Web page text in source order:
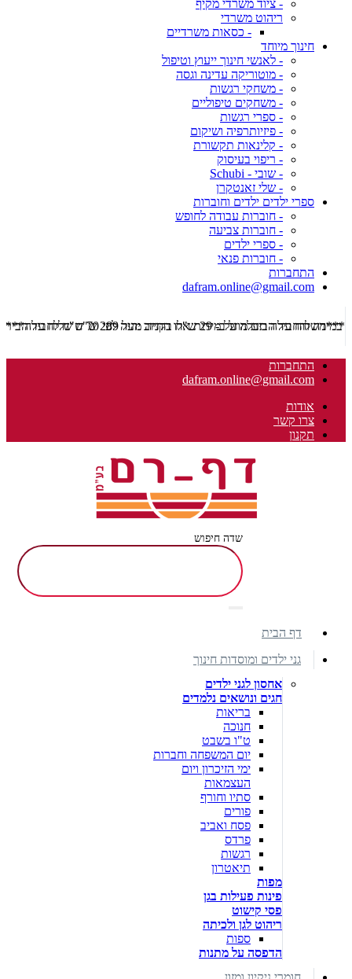
- ציוד משרדי מקיף
ריהוט משרדי
- כסאות משרדיים
חינוך מיוחד
- לאנשי חינוך ייעוץ וטיפול
- מוטוריקה עדינה וגסה
- משחקי רגשות
- משחקים טיפוליים
- ספרי רגשות
- פיזיותרפיה ושיקום
- קלינאות תקשורת
- ריפוי בעיסוק
- שובי - Schubi
- שלי זאנטקרן
ספרי ילדים ילדים וחוברות
- חוברות עבודה לחופש
- חוברות צביעה
- ספרי ילדים
- חוברות פנאי
התחברות
dafram.online@gmail.com
***משלוח עד הבית מוזל ב- 29 ש"ח בקניה מעל 289 ש"ח שליח עד הבית ***
התחברות
dafram.online@gmail.com
אודות
צרו קשר
תקנון
שדה חיפוש
דף הבית
גני ילדים ומוסדות חינוך
אחסון לגני ילדים
חגים ונושאים נלמדים
בריאות
חנוכה
ט"ו בשבט
יום המשפחה וחברות
ימי הזיכרון ויום
העצמאות
סתיו וחורף
פורים
פסח ואביב
פרדס
רגשות
תיאטרון
מפות
פינות פעילות בגן
פסי קישוט
ריהוט לגן ולכיתה
ספות
הדפסה על מתנות